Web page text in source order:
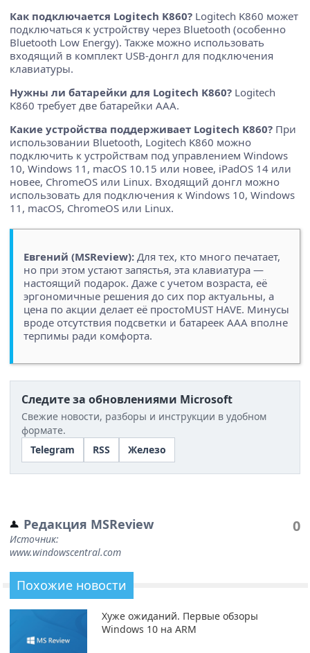
Как подключается Logitech K860? Logitech K860 может
подключаться к устройству через Bluetooth (особенно
Bluetooth Low Energy). Также можно использовать
входящий в комплект USB-донгл для подключения
клавиатуры.
Нужны ли батарейки для Logitech K860? Logitech
K860 требует две батарейки ААА.
Какие устройства поддерживает Logitech K860? При
использовании Bluetooth, Logitech K860 можно
подключить к устройствам под управлением Windows
10, Windows 11, macOS 10.15 или новее, iPadOS 14 или
новее, ChromeOS или Linux. Входящий донгл можно
использовать для подключения к Windows 10, Windows
11, macOS, ChromeOS или Linux.
Евгений (MSReview): Для тех, кто много печатает,
но при этом устают запястья, эта клавиатура —
настоящий подарок. Даже с учетом возраста, её
эргономичные решения до сих пор актуальны, а
цена по акции делает её простоMUST HAVE. Минусы
вроде отсутствия подсветки и батареек ААА вполне
терпимы ради комфорта.
Следите за обновлениями Microsoft
Свежие новости, разборы и инструкции в удобном
формате.
Telegram
RSS Железо
Редакция MSReview
Источник:
www.windowscentral.com
0
Похожие новости
Хуже ожиданий. Первые обзоры
Windows 10 на ARM